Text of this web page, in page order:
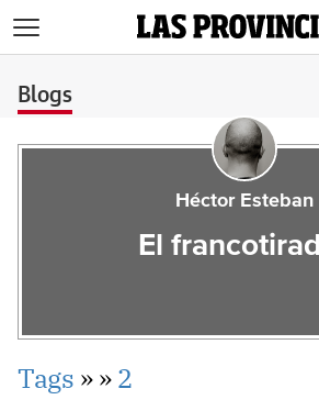
Blogs
Héctor Esteban
El
Tags »»2